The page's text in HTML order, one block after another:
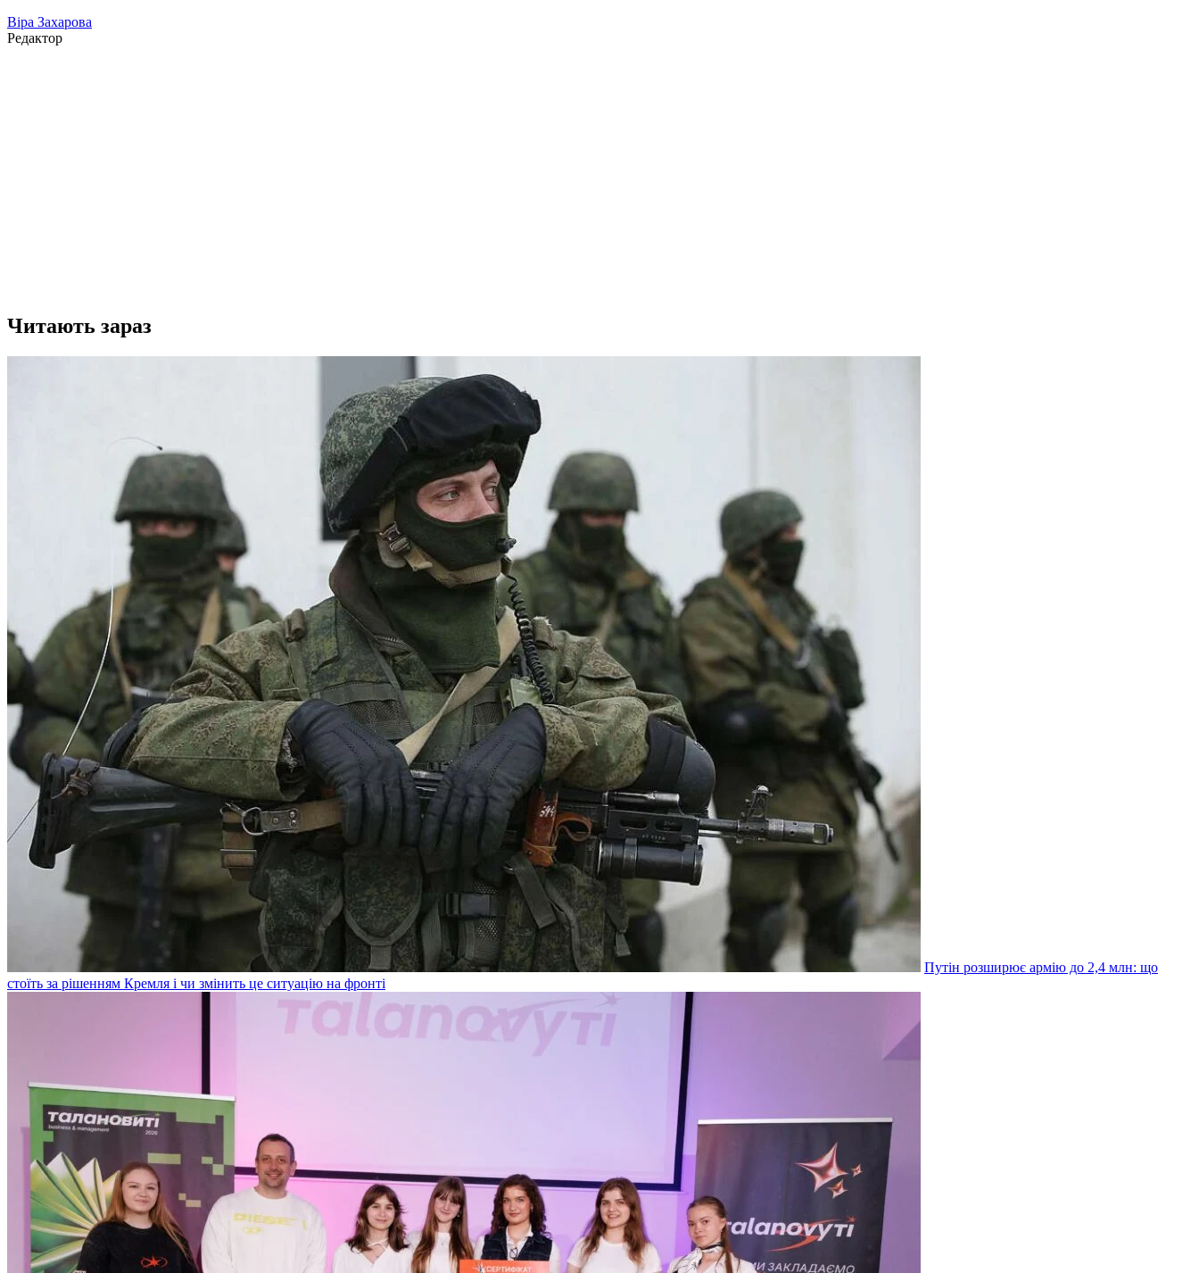
Віра Захарова
Редактор
Читають зараз
Путін розширює армію до 2,4 млн: що
стоїть за рішенням Кремля і чи змінить це ситуацію на фронті